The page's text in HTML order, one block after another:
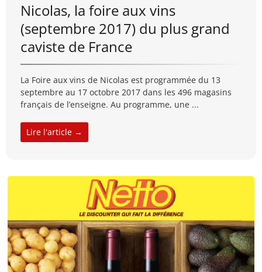
Nicolas, la foire aux vins
(septembre 2017) du plus grand
caviste de France
La Foire aux vins de Nicolas est programmée du 13
septembre au 17 octobre 2017 dans les 496 magasins
français de l’enseigne. Au programme, une ...
Lire l'article →